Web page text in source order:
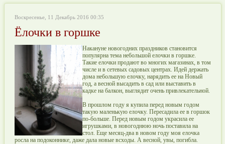
Воскресенье, 11 Декабрь 2016 00:35
Ёлочки в горшке
Накануне новогодних праздников становится
популярна тема небольшой елочки в горшке.
Такие елочки продают во многих магазинах, в том
числе и в сетевых садовых центрах. Идей держать
дома небольшую елочку, нарядить ее на Новый
год, а весной высадить в сад или выставить в
кадке на балкон, выглядит очень привлекательной.
В прошлом году я купила перед новым годом
такую маленькую елочку. Пересадила ее в горшок
по-больше. Перед новым годом украсила ее
игрушками, в новогоднюю ночь поставила на
стол. Еще месяц-два в новом году моя елочка
росла на подоконнике, даже дала новые всходы. А весной, увы, погибла.